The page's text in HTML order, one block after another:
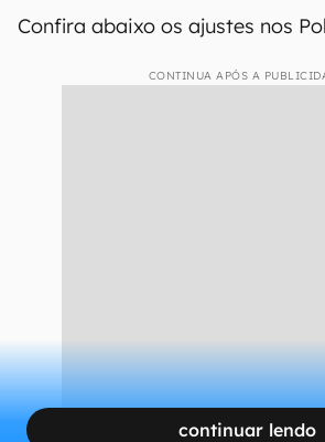
Confira abaixo os ajustes nos
CONTINUA APÓS A
continuar lendo